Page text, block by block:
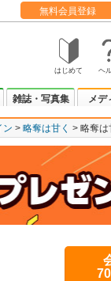
無料会員登録
はじめて ヘ
雑誌・写真集 メデ
ン 略奪は甘く 略奪は